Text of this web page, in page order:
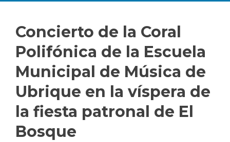
Concierto de la Coral
Polifónica de la Escuela
Municipal de Música de
Ubrique en la víspera de
la fiesta patronal de El
Bosque